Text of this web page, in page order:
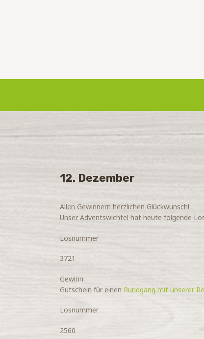
12. Dezember
Allen Gewinnern herzlichen Glückwunsch!
Unser Adventswichtel hat heute folgende
Losnummer
3721
Gewinn:
Gutschein für einen Rundgang mit unserer
Losnummer
2560